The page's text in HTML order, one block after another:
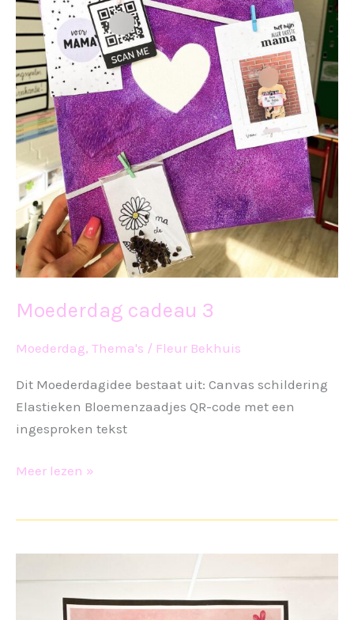
Moederdag cadeau 3
Moederdag, Thema's / Fleur Bekhuis
Dit Moederdagidee bestaat uit: Canvas schildering
Elastieken Bloemenzaadjes QR-code met een
ingesproken tekst
Moederdag
Meer lezen »